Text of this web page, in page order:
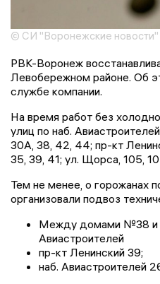
© СИ "Воронежские новости"
РВК-Воронеж
Левобережном районе. Об
службе компании.
На время работ без
улиц по наб.
30А, 38, 42, 44; пр-кт
35, 39, 41; ул. Щорса, 105,
Тем не менее, о горожанах
организовали подвоз
Между домами №38 и
Авиастроителей
пр-кт Ленинский 39;
наб. Авиастроителей